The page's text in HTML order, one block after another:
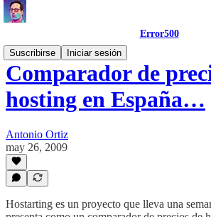
Error500
Suscribirse
Iniciar sesión
Comparador de
hosting en España…
Antonio Ortiz
may 26, 2009
Hostarting es un proyecto que lleva una